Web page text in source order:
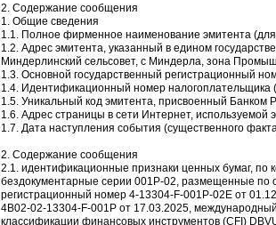
2. Содержание сообщения
1. Общие сведения
1.1. Полное фирменное наименование эмитента
1.2. Адрес эмитента, указанный в едином
Миндерлинский сельсовет, с Миндерла, зона
1.3. Основной государственный регистрационный
1.4. Идентификационный номер
1.5. Уникальный код эмитента, присвоенный Банком
1.6. Адрес страницы в сети Интернет,
1.7. Дата наступления события (существенного
2. Содержание сообщения
2.1. идентификационные признаки ценных бумаг,
бездокументарные серии 001Р-02, размещенные по
регистрационный номер 4-13304-F-001P-02E от
4B02-02-13304-F-001P от 17.03.2025,
классификации финансовых инструментов (CFI)